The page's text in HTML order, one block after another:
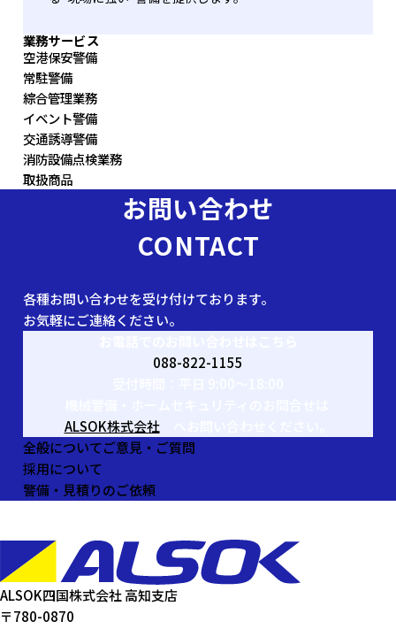
業務サービス
空港保安警備
常駐警備
綜合管理業務
イベント警備
交通誘導警備
消防設備点検業務
取扱商品
お問い合わせ
CONTACT
各種お問い合わせを受け付けております。
お気軽にご連絡ください。
088-822-1155
ALSOK株式会社
全般についてご意見・ご質問
採用について
警備・見積りのご依頼
ALSOK四国株式会社 高知支店
〒780-0870